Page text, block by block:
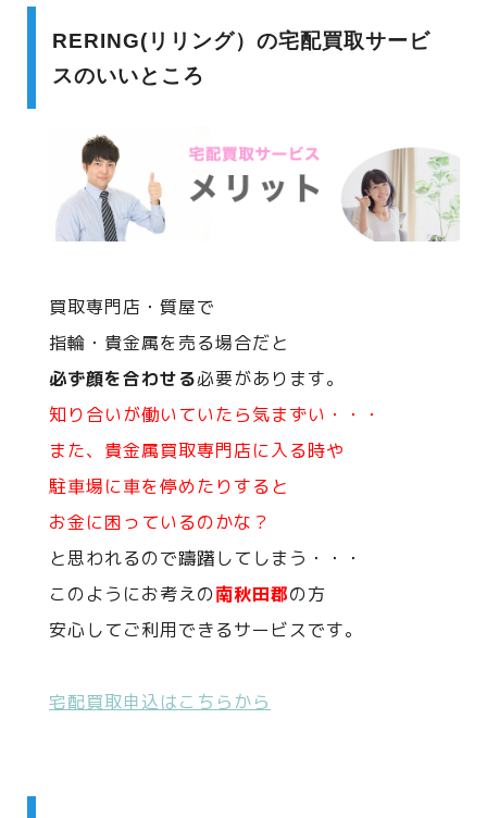
RERING(リリング）の宅配買取サービ
スのいいところ
買取専門店・質屋で
指輪・貴金属を売る場合だと
必ず顔を合わせる必要があります。
知り合いが働いていたら気まずい・・・
また、貴金属買取専門店に入る時や
駐車場に車を停めたりすると
お金に困っているのかな？
と思われるので躊躇してしまう・・・
このようにお考えの南秋田郡の方
安心してご利用できるサービスです。
宅配買取申込はこちらから